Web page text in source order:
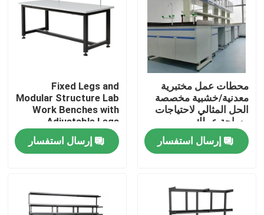
منزل
عرض الواقع الافتراضي
محطات عمل مختبرية
معدنية/خشبية مخصصة
الحل المثالي لاحتياجات
مساحة عملك
إرسال استفسار
Fixed Legs and
Modular Structure Lab
Work Benches with
Adjustable Legs
إرسال استفسار